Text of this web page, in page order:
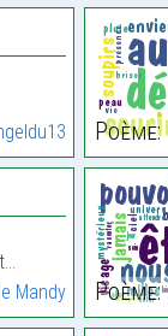
Poème:
Mandy Poème: